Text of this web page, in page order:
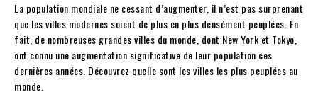
La population mondiale ne cessant d’augmenter, il n’est pas surprenant
que les villes modernes soient de plus en plus densément peuplées. En
fait, de nombreuses grandes villes du monde, dont New York et Tokyo,
ont connu une augmentation significative de leur population ces
dernières années. Découvrez quelle sont les villes les plus peuplées au
monde.